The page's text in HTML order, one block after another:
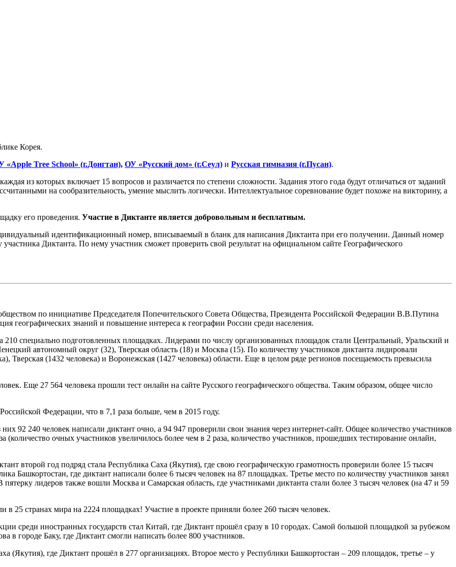
Корея.
«Apple Tree School» (г.Донгтан), ОУ «Русский дом» (г.Сеул) и Русская гимназия (г.Пусан).
из которых включает 15 вопросов и различается по степени сложности. Задания этого года будут отличаться от заданий
на сообразительность, умение мыслить логически. Интеллектуальное соревнование будет похоже на викторину, а
его проведения. Участие в Диктанте является добровольным и бесплатным.
идентификационный номер, вписываемый в бланк для написания Диктанта при его получении. Данный номер
Диктанта. По нему участник сможет проверить свой результат на официальном сайте Географического
по инициативе Председателя Попечительского Совета Общества, Президента Российской Федерации В.В.Путина
географических знаний и повышение интереса к географии России среди населения.
210 специально подготовленных площадках. Лидерами по числу организованных площадок стали Центральный, Уральский и
автономный округ (32), Тверская область (18) и Москва (15). По количеству участников диктанта лидировали
Тверская (1432 человека) и Воронежская (1427 человека) области. Еще в целом ряде регионов посещаемость превысила
Еще 27 564 человека прошли тест онлайн на сайте Русского географического общества. Таким образом, общее число
Федерации, что в 7,1 раза больше, чем в 2015 году.
92 240 человек написали диктант очно, а 94 947 проверили свои знания через интернет-сайт. Общее количество участников
очных участников увеличилось более чем в 2 раза, количество участников, прошедших тестирование онлайн,
второй год подряд стала Республика Саха (Якутия), где свою географическую грамотность проверили более 15 тысяч
Башкортостан, где диктант написали более 6 тысяч человек на 87 площадках. Третье место по количеству участников занял
лидеров также вошли Москва и Самарская область, где участниками диктанта стали более 3 тысяч человек (на 47 и 59
в 25 странах мира на 2224 площадках! Участие в проекте приняли более 260 тысяч человек.
среди иностранных государств стал Китай, где Диктант прошёл сразу в 10 городах. Самой большой площадкой за рубежом
городе Баку, где Диктант смогли написать более 800 участников.
(Якутия), где Диктант прошёл в 277 организациях. Второе место у Республики Башкортостан – 209 площадок, третье – у